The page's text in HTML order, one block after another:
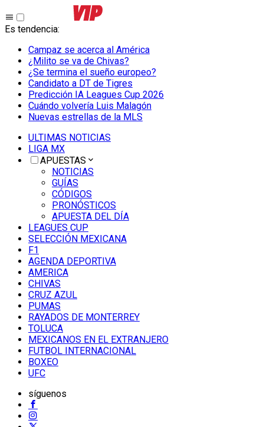
Es tendencia:
Campaz se acerca al América
¿Milito se va de Chivas?
¿Se termina el sueño europeo?
Candidato a DT de Tigres
Predicción IA Leagues Cup 2026
Cuándo volvería Luis Malagón
Nuevas estrellas de la MLS
ULTIMAS NOTICIAS
LIGA MX
APUESTAS
NOTICIAS
GUÍAS
CÓDIGOS
PRONÓSTICOS
APUESTA DEL DÍA
LEAGUES CUP
SELECCIÓN MEXICANA
F1
AGENDA DEPORTIVA
AMERICA
CHIVAS
CRUZ AZUL
PUMAS
RAYADOS DE MONTERREY
TOLUCA
MEXICANOS EN EL EXTRANJERO
FUTBOL INTERNACIONAL
BOXEO
UFC
síguenos